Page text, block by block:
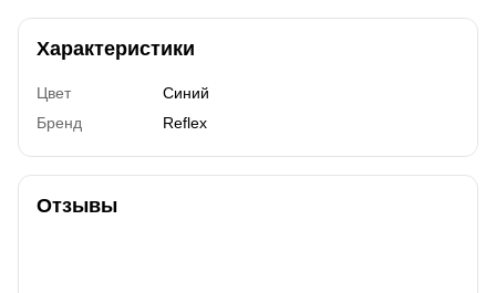
Характеристики
Цвет
Синий
Бренд
Reflex
Отзывы